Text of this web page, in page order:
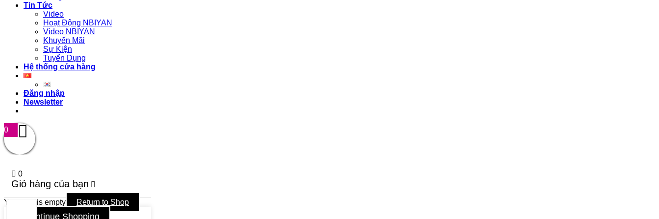
Tin Tức
Video
Hoạt Động NBIYAN
Video NBIYAN
Khuyến Mãi
Sự Kiện
Tuyển Dụng
Hệ thống cửa hàng
Đăng nhập
Newsletter
0
0
Giỏ hàng của bạn
Your cart is empty Return to Shop
Continue Shopping